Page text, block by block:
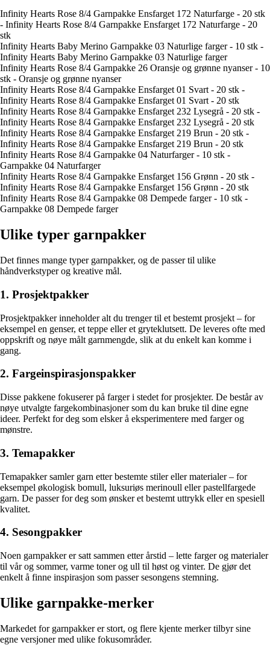
Infinity Hearts Rose 8/4 Garnpakke Ensfarget 172 Naturfarge - 20 stk
- Infinity Hearts Rose 8/4 Garnpakke Ensfarget 172 Naturfarge - 20
stk
Infinity Hearts Baby Merino Garnpakke 03 Naturlige farger - 10 stk -
Infinity Hearts Baby Merino Garnpakke 03 Naturlige farger
Infinity Hearts Rose 8/4 Garnpakke 26 Oransje og grønne nyanser - 10
stk - Oransje og grønne nyanser
Infinity Hearts Rose 8/4 Garnpakke Ensfarget 01 Svart - 20 stk -
Infinity Hearts Rose 8/4 Garnpakke Ensfarget 01 Svart - 20 stk
Infinity Hearts Rose 8/4 Garnpakke Ensfarget 232 Lysegrå - 20 stk -
Infinity Hearts Rose 8/4 Garnpakke Ensfarget 232 Lysegrå - 20 stk
Infinity Hearts Rose 8/4 Garnpakke Ensfarget 219 Brun - 20 stk -
Infinity Hearts Rose 8/4 Garnpakke Ensfarget 219 Brun - 20 stk
Infinity Hearts Rose 8/4 Garnpakke 04 Naturfarger - 10 stk -
Garnpakke 04 Naturfarger
Infinity Hearts Rose 8/4 Garnpakke Ensfarget 156 Grønn - 20 stk -
Infinity Hearts Rose 8/4 Garnpakke Ensfarget 156 Grønn - 20 stk
Infinity Hearts Rose 8/4 Garnpakke 08 Dempede farger - 10 stk -
Garnpakke 08 Dempede farger
Ulike typer garnpakker
Det finnes mange typer garnpakker, og de passer til ulike
håndverkstyper og kreative mål.
1. Prosjektpakker
Prosjektpakker inneholder alt du trenger til et bestemt prosjekt – for
eksempel en genser, et teppe eller et gryteklutsett. De leveres ofte med
oppskrift og nøye målt garnmengde, slik at du enkelt kan komme i
gang.
2. Fargeinspirasjonspakker
Disse pakkene fokuserer på farger i stedet for prosjekter. De består av
nøye utvalgte fargekombinasjoner som du kan bruke til dine egne
ideer. Perfekt for deg som elsker å eksperimentere med farger og
mønstre.
3. Temapakker
Temapakker samler garn etter bestemte stiler eller materialer – for
eksempel økologisk bomull, luksuriøs merinoull eller pastellfargede
garn. De passer for deg som ønsker et bestemt uttrykk eller en spesiell
kvalitet.
4. Sesongpakker
Noen garnpakker er satt sammen etter årstid – lette farger og materialer
til vår og sommer, varme toner og ull til høst og vinter. De gjør det
enkelt å finne inspirasjon som passer sesongens stemning.
Ulike garnpakke-merker
Markedet for garnpakker er stort, og flere kjente merker tilbyr sine
egne versjoner med ulike fokusområder.